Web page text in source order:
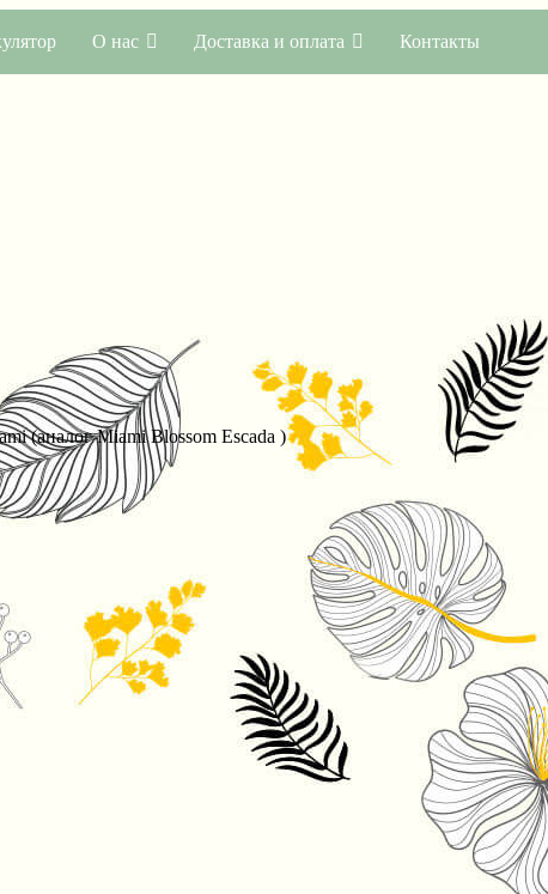
О нас Доставка и оплата Контакты
(аналог Miami Blossom Escada )